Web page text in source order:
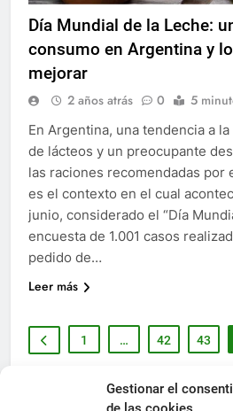
Gestionar el
Día Mundial de la Leche:
consumo en Argentina y
mejorar
2 años atrás 0 5
En Argentina, una tendencia a
de lácteos y un preocupante
las raciones recomendadas por
es el contexto en el cual
junio, considerado el “Día
encuesta de 1.001 casos
pedido de…
Leer más
1 … 42 43